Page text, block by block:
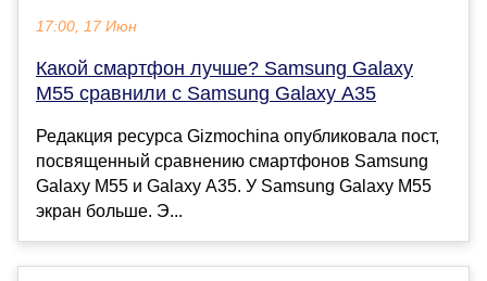
17:00, 17 Июн
Какой смартфон лучше? Samsung Galaxy
M55 сравнили с Samsung Galaxy A35
Редакция ресурса Gizmochina опубликовала пост,
посвященный сравнению смартфонов Samsung
Galaxy M55 и Galaxy A35. У Samsung Galaxy M55
экран больше. Э...